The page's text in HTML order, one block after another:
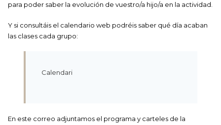
para poder saber la evolución de vuestro/a hijo/a en la actividad.
Y si consultáis el calendario web podréis saber qué día acaban
las clases cada grupo:
Calendari
En este correo adjuntamos el programa y carteles de la